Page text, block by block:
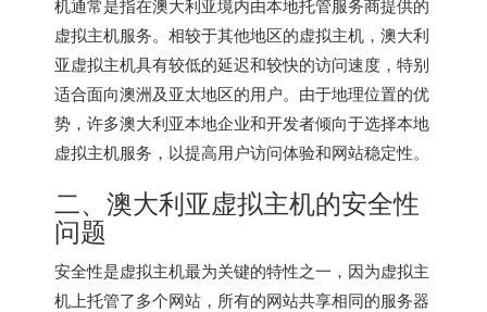
机通常是指在澳大利亚境内由本地托管服务商提供的
虚拟主机服务。相较于其他地区的虚拟主机， 澳大利
亚虚拟主机具有较低的延迟和较快的访问速度，特别
适合面向澳洲及亚太地区的用户。由于地理位置的优
势，许多澳大利亚本地企业和开发者倾向于选择本地
虚拟主机服务，以提高用户访问体验和网站稳定性。
二、澳大利亚虚拟主机的安全性
问题
安全性是虚拟主机最为关键的特性之一，因为虚拟主
机上托管了多个网站，所有的网站共享相同的服务器